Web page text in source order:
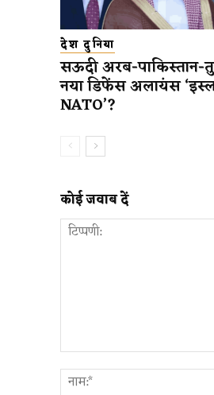
देश दुनिया
सऊदी अरब-पाकिस्तान-
नया डिफेंस अलायंस
NATO’?
कोई जवाब दें